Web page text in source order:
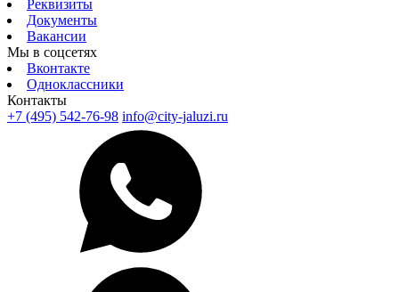
Реквизиты
Документы
Вакансии
Мы в соцсетях
Вконтакте
Одноклассники
Контакты
+7 (495) 542-76-98 info@city-jaluzi.ru